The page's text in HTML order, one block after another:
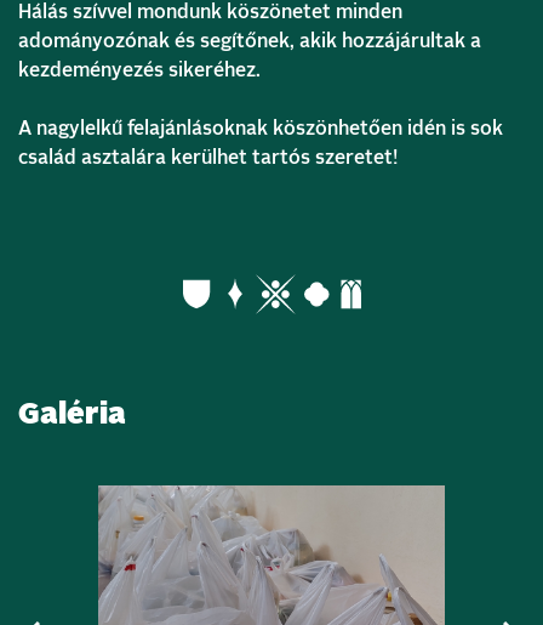
Hálás szívvel mondunk köszönetet minden
adományozónak és segítőnek, akik hozzájárultak a
kezdeményezés sikeréhez.
A nagylelkű felajánlásoknak köszönhetően idén is sok
család asztalára kerülhet tartós szeretet!
Galéria